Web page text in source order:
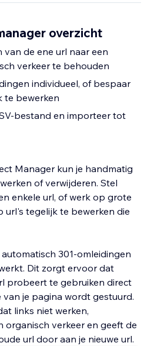
overzicht
van de ene url naar een
verkeer te behouden
individueel, of bespaar
te bewerken
bestand en importeer tot
Manager kun je handmatig
of verwijderen. Stel
enkele url, of werk op grote
url's tegelijk te bewerken die
301-omleidingen
dat
probeert te gebruiken direct
van je pagina wordt gestuurd.
links niet werken,
organisch verkeer en geeft de
url door aan je nieuwe url.